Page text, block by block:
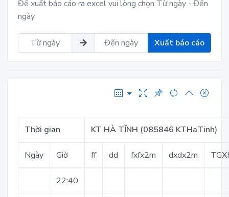
Để xuất báo cáo ra excel vui lòng chọn Từ ngày - Đến
ngày
Xuất báo cáo
Thời gian KT HÀ TĨNH (085846 KTHaTinh)
Ngày Giờ ff dd fxfx2m dxdx2m
22:40